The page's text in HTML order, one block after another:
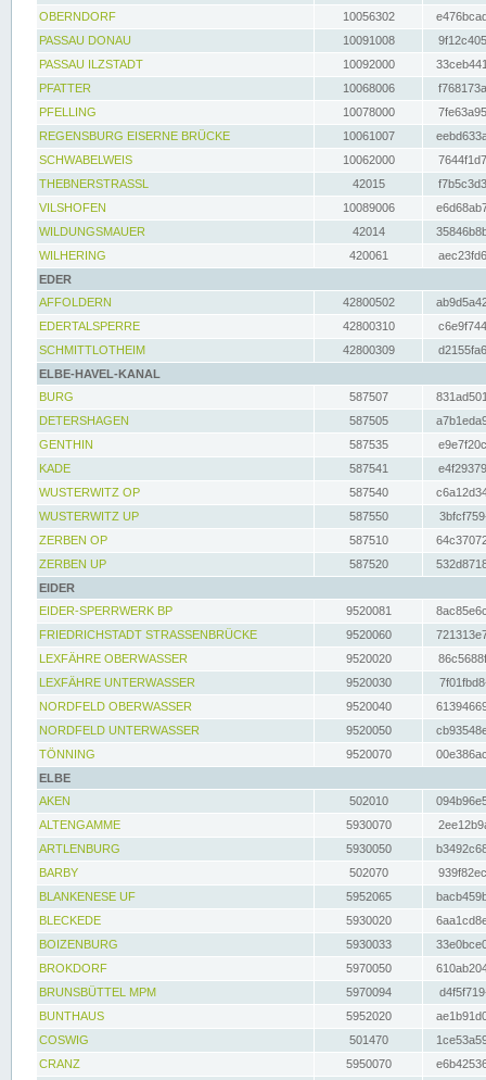
OBERNDORF
10056302
PASSAU DONAU
10091008
PASSAU ILZSTADT
10092000
PFATTER
10068006
PFELLING
10078000
REGENSBURG EISERNE BRÜCKE
10061007
SCHWABELWEIS
10062000
THEBNERSTRASSL
42015
VILSHOFEN
10089006
WILDUNGSMAUER
42014
WILHERING
420061
EDER
AFFOLDERN
42800502
EDERTALSPERRE
42800310
SCHMITTLOTHEIM
42800309
ELBE-HAVEL-KANAL
BURG
587507
DETERSHAGEN
587505
GENTHIN
587535
KADE
587541
WUSTERWITZ OP
587540
WUSTERWITZ UP
587550
ZERBEN OP
587510
ZERBEN UP
587520
EIDER
EIDER-SPERRWERK BP
9520081
FRIEDRICHSTADT STRASSENBRÜCKE
9520060
LEXFÄHRE OBERWASSER
9520020
LEXFÄHRE UNTERWASSER
9520030
NORDFELD OBERWASSER
9520040
NORDFELD UNTERWASSER
9520050
TÖNNING
9520070
ELBE
AKEN
502010
ALTENGAMME
5930070
ARTLENBURG
5930050
BARBY
502070
BLANKENESE UF
5952065
BLECKEDE
5930020
BOIZENBURG
5930033
BROKDORF
5970050
BRUNSBÜTTEL MPM
5970094
BUNTHAUS
5952020
COSWIG
501470
CRANZ
5950070